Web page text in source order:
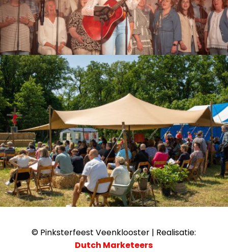
© Pinksterfeest Veenklooster | Realisatie:
Dutch Marketeers